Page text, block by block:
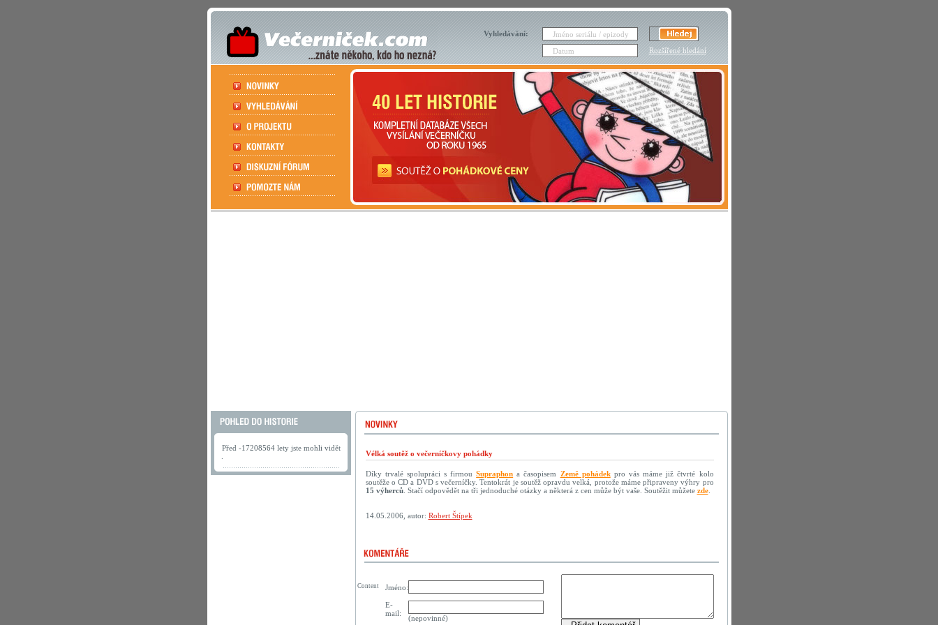
Vyhledávání:
Rozšířené hledání
Před -17208564 lety jste mohli vidět
Vélká soutěž o večerníčkovy pohádky
Díky trvalé spolupráci s firmouSupraphon a časopisem Země pohádekpro vás máme již čtvrté kolo
soutěže o CD a DVD s večerníčky. Tentokrát je soutěž opravdu velká, protože máme připraveny výhry pro
15 výherců. Stačí odpovědět na tři jednoduché otázky a některá z cen může být vaše. Soutěžit můžete zde.
14.05.2006, autor: Robert Štípek
Jméno:
E-
mail:
(nepovinné)
Content